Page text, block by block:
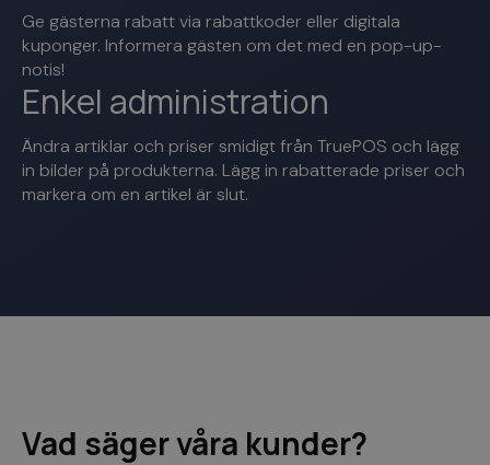
Ge gästerna rabatt via rabattkoder eller digitala
kuponger. Informera gästen om det med en pop-up-
notis!
Enkel administration
Ändra artiklar och priser smidigt från TruePOS och lägg
in bilder på produkterna. Lägg in rabatterade priser och
markera om en artikel är slut.
Vad säger våra kunder?